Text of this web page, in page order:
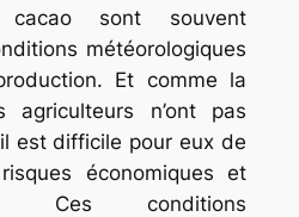
cacao sont souvent
météorologiques
Et comme la
n’ont pas
est difficile pour eux de
économiques et
Ces conditions